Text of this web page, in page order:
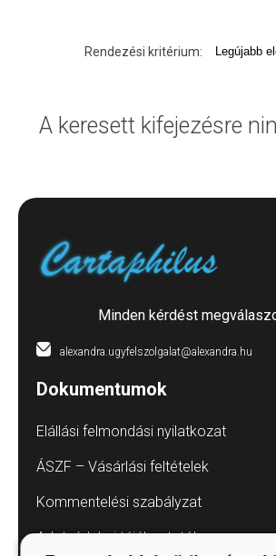
Rendezési kritérium:
A keresett kifejezésre
Minden kérdést
alexandra.ugyfelszolgalat@alexandra.hu
Dokumentumok
Elállási felmondási nyilatkozat
ÁSZF – Vásárlási feltételek
Kommentelési szabályzat
Adatvédelmi tájékoztatók